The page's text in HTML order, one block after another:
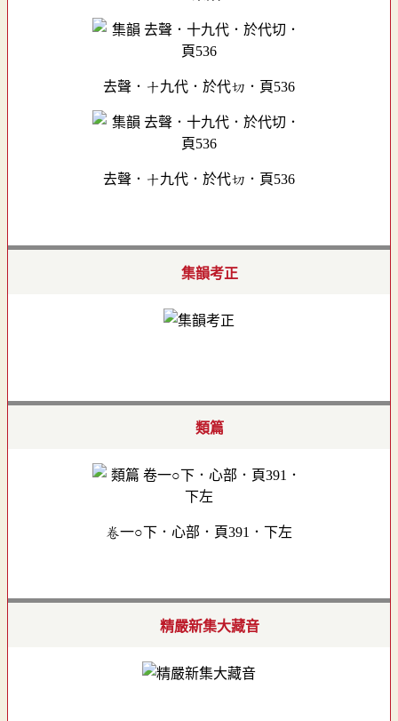
去聲．十九代．於代切．頁536
去聲．十九代．於代切．頁536
集韻考正
類篇
卷一○下．心部．頁391．下左
精嚴新集大藏音